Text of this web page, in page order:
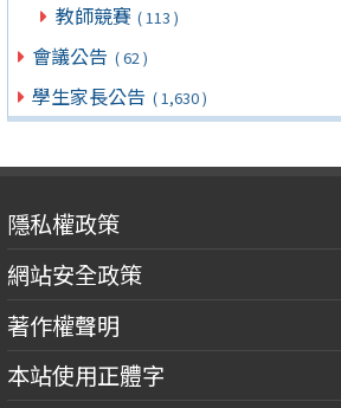
教師競賽 ( 113 )
會議公告 ( 62 )
學生家長公告 ( 1,630 )
隱私權政策
網站安全政策
著作權聲明
本站使用正體字